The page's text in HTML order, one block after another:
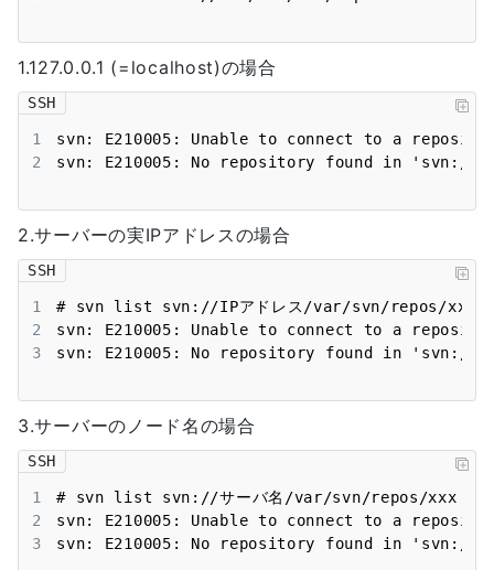
1.127.0.0.1 (=localhost)の場合
SSH
1
2
svn: E210005: No repository found in 'svn://
2.サーバーの実IPアドレスの場合
SSH
1
2
3
svn: E210005: No repository found in 'svn://
3.サーバーのノード名の場合
SSH
1
2
3
svn: E210005: No repository found in 'svn://